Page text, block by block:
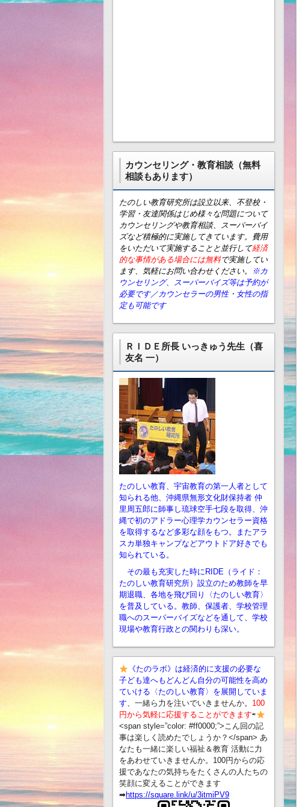
カウンセリング・教育相談（無料
相談もあります）
たのしい教育研究所は設立以来、不登校・
学習・友達関係はじめ様々な問題について
カウンセリングや教育相談、スーパーバイ
ズなど積極的に実施してきています。費用
をいただいて実施することと並行して経済
的な事情がある場合には無料で実施してい
ます、気軽にお問い合わせください。
※カ
ウンセリング、スーパーバイズ等は予約が
必要です／カウンセラーの男性・女性の指
定も可能です
ＲＩＤＥ所長 いっきゅう先生（喜
友名 一）
たのしい教育、宇宙教育の第一人者として
知られる他、沖縄県無形文化財保持者 仲
里周五郎に師事し琉球空手七段を取得、沖
縄で初のアドラー心理学カウンセラー資格
を取得するなど多彩な顔をもつ。またアラ
スカ単独キャンプなどアウトドア好きでも
知られている。
その最も充実した時にRIDE（ライド：
たのしい教育研究所）設立のため教師を早
期退職、 各地を飛び回り〈たのしい教育〉
を普及している。教師、保護者、学校管理
職へのスーパーバイズなどを通して、学校
現場や教育行政との関わりも深い。
《たのラボ》は経済的に支援の必要な
子ども達へもどんどん自分の可能性を高め
ていける〈たのしい教育〉を展開していま
す、一緒ら力を注いでいきませんか。 100
円から気軽に応援することができます⇨
<span style=”color: #ff0000;”>こん回の記
事は楽しく読めたでしょうか？</span> あ
なたも一緒に楽しい福祉＆教育 活動に力
をあわせていきませんか。100円からの応
援であなたの気持ちをたくさんの人たちの
笑顔に変えることができます
➡︎https://square.link/u/3itmiPV9